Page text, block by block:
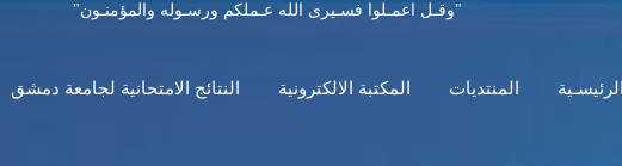
"وقـل اعمـلوا فسـيرى الله عـملكم ورسـوله والمؤمنـون"
الرئيسـية المنتديات المكتبة الالكترونية النتائج الامتحانية لجامعة دمشق